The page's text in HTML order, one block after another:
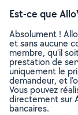
Est-ce que
Absolument !
et sans aucune
membre, qu’il
prestation de
uniquement le
demandeur, et
Vous pouvez
directement sur
bancaires.